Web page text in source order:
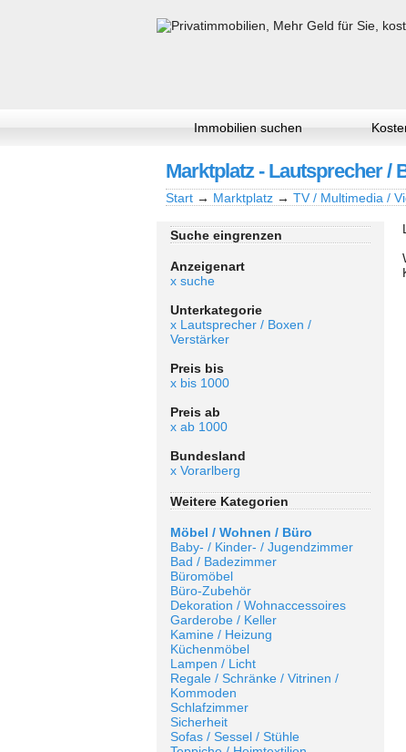
Immobilien suchen
Marktplatz - Lautsprecher /
Start → Marktplatz → TV / Multimedia /
Suche eingrenzen
Anzeigenart
x suche
Unterkategorie
x Lautsprecher / Boxen /
Verstärker
Preis bis
x bis 1000
Preis ab
x ab 1000
Bundesland
x Vorarlberg
Weitere Kategorien
Möbel / Wohnen / Büro
Baby- / Kinder- / Jugendzimmer
Bad / Badezimmer
Büromöbel
Büro-Zubehör
Dekoration / Wohnaccessoires
Garderobe / Keller
Kamine / Heizung
Küchenmöbel
Lampen / Licht
Regale / Schränke / Vitrinen /
Kommoden
Schlafzimmer
Sicherheit
Sofas / Sessel / Stühle